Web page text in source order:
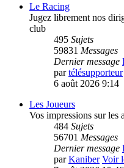
Le Racing
Jugez librement nos
club
495 Sujets
59831 Messages
Dernier message
partélésupporteur
6 août 2026 9:14
Les Joueurs
Vos impressions sur les
484 Sujets
56701 Messages
Dernier message
parKaniber Voir